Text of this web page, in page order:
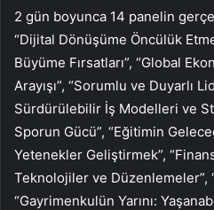
2 gün boyunca 14 panelin
“Dijital Dönüşüme Öncülük
Büyüme Fırsatları”, “Global
Arayışı”, “Sorumlu ve Duyarlı
Sürdürülebilir İş Modelleri ve
Sporun Gücü”, “Eğitimin
Yetenekler Geliştirmek”,
Teknolojiler ve Düzenlemeler”,
“Gayrimenkulün Yarını: